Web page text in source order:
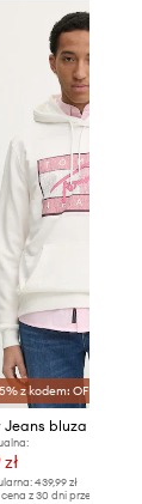
Na
z kodem: OFF*
Jeans bluza
439,99 zł
cena z 30 dni przed obniżką: